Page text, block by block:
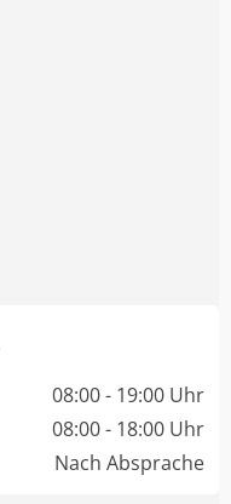
08:00 - 19:00 Uhr
08:00 - 18:00 Uhr
Nach Absprache